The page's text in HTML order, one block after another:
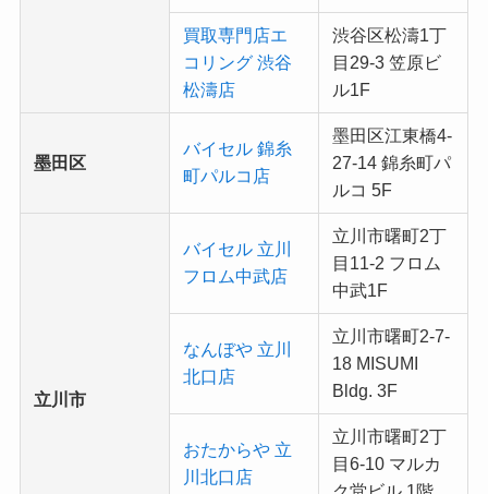
買取専門店エ
コリング 渋谷
松濤店
渋谷区松濤1丁
目29-3 笠原ビ
ル1F
墨田区
バイセル 錦糸
町パルコ店
墨田区江東橋4-
27-14 錦糸町パ
ルコ 5F
立川市
バイセル 立川
フロム中武店
立川市曙町2丁
目11-2 フロム
中武1F
なんぼや 立川
北口店
立川市曙町2-7-
18 MISUMI
Bldg. 3F
おたからや 立
川北口店
立川市曙町2丁
目6-10 マルカ